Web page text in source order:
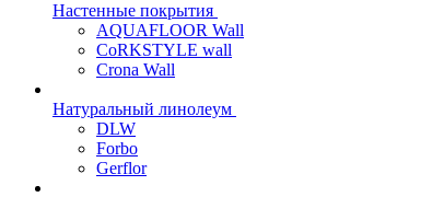
Настенные покрытия
AQUAFLOOR Wall
CoRKSTYLE wall
Crona Wall
Натуральный линолеум
DLW
Forbo
Gerflor